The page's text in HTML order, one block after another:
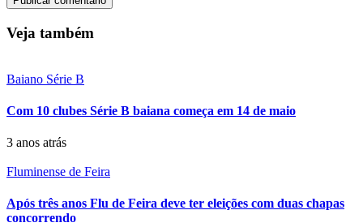
Veja também
Baiano Série B
Com 10 clubes Série B baiana começa em 14 de maio
3 anos atrás
Fluminense de Feira
Após três anos Flu de Feira deve ter eleições com duas chapas
concorrendo